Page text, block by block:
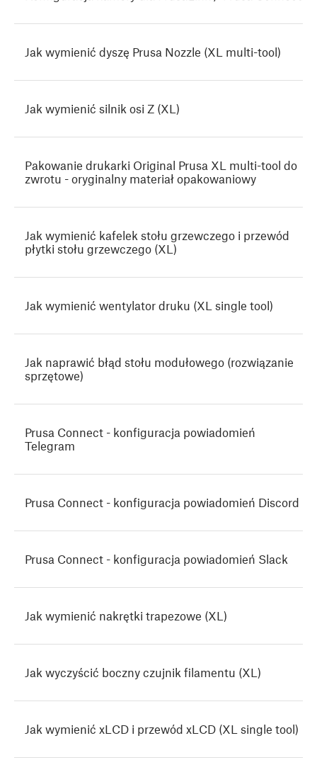
Jak wymienić dyszę Prusa Nozzle (XL multi-tool)
Jak wymienić silnik osi Z (XL)
Pakowanie drukarki Original Prusa XL multi-tool do
zwrotu - oryginalny materiał opakowaniowy
Jak wymienić kafelek stołu grzewczego i przewód
płytki stołu grzewczego (XL)
Jak wymienić wentylator druku (XL single tool)
Jak naprawić błąd stołu modułowego (rozwiązanie
sprzętowe)
Prusa Connect - konfiguracja powiadomień
Telegram
Prusa Connect - konfiguracja powiadomień Discord
Prusa Connect - konfiguracja powiadomień Slack
Jak wymienić nakrętki trapezowe (XL)
Jak wyczyścić boczny czujnik filamentu (XL)
Jak wymienić xLCD i przewód xLCD (XL single tool)